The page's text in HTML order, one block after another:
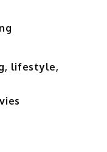
lifestyle,